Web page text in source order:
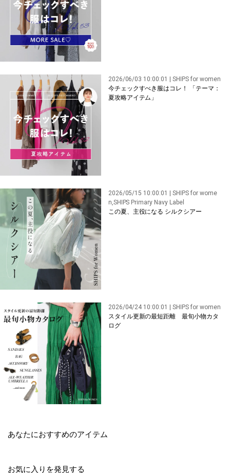
2026/06/03 10:00:01 | SHIPS for women
今チェックすべき服はコレ！ 「テーマ：
夏攻略アイテム」
2026/05/15 10:00:01 | SHIPS for wome
n,SHIPS Primary Navy Label
この夏、主役になる シルクシアー
2026/04/24 10:00:01 | SHIPS for women
スタイル更新の最短距離 最旬小物カタ
ログ
あなたにおすすめのアイテム
お気に入りを発見する